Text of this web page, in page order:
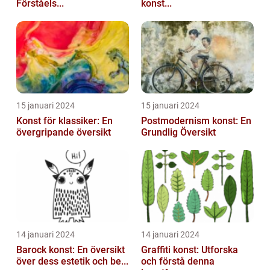
Förståels... konst...
15 januari 2024
Konst för klassiker: En
övergripande översikt
15 januari 2024
Postmodernism konst: En
Grundlig Översikt
14 januari 2024
Barock konst: En översikt
över dess estetik och be...
14 januari 2024
Graffiti konst: Utforska
och förstå denna